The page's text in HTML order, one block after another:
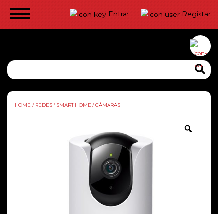
Entrar Registar
HOME / REDES / SMART HOME / CÂMARAS